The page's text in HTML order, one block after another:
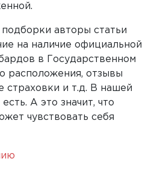
подборки авторы статьи
на наличие официальной
в Государственном
расположения, отзывы
страховки и т.д. В нашей
А это значит, что
чувствовать себя